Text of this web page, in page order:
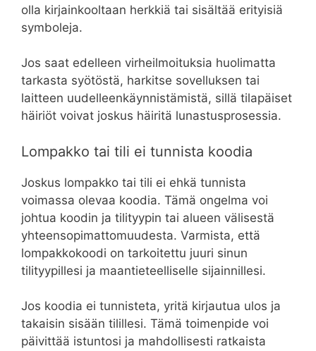
olla kirjainkooltaan herkkiä tai sisältää erityisiä
symboleja.
Jos saat edelleen virheilmoituksia huolimatta
tarkasta syötöstä, harkitse sovelluksen tai
laitteen uudelleenkäynnistämistä, sillä tilapäiset
häiriöt voivat joskus häiritä lunastusprosessia.
Lompakko tai tili ei tunnista koodia
Joskus lompakko tai tili ei ehkä tunnista
voimassa olevaa koodia. Tämä ongelma voi
johtua koodin ja tilityypin tai alueen välisestä
yhteensopimattomuudesta. Varmista, että
lompakkokoodi on tarkoitettu juuri sinun
tilityypillesi ja maantieteelliselle sijainnillesi.
Jos koodia ei tunnisteta, yritä kirjautua ulos ja
takaisin sisään tilillesi. Tämä toimenpide voi
päivittää istuntosi ja mahdollisesti ratkaista